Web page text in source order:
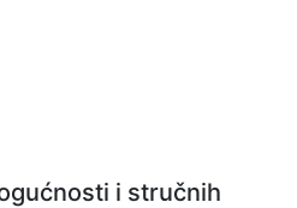
i stručnih